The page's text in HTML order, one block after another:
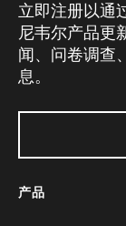
立即注册以通
尼韦尔产品更
闻、问卷调查
息。
产品